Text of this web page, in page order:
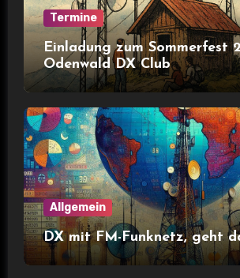
Termine
Einladung zum Sommerfest
Odenwald DX Club
Allgemein
DX mit FM-Funknetz, geht